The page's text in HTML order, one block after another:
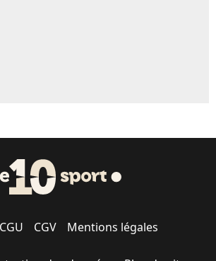
CGU CGV Mentions légales